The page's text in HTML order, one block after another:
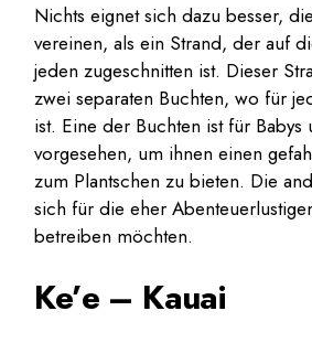
Nichts eignet sich dazu besser,
vereinen, als ein Strand, der auf
jeden zugeschnitten ist. Dieser
zwei separaten Buchten, wo für
ist. Eine der Buchten ist für
vorgesehen, um ihnen einen
zum Plantschen zu bieten. Die
sich für die eher
betreiben möchten.
Ke’e – Kauai